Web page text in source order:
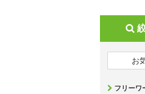
お
フリーワ